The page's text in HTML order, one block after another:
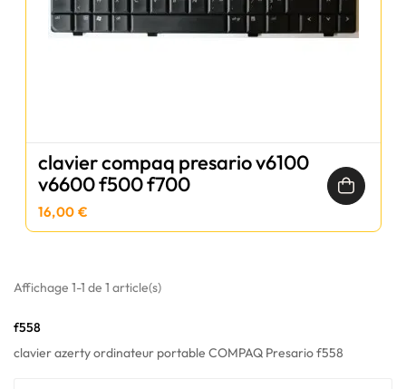
clavier compaq presario v6100
v6600 f500 f700
16,00 €
Affichage 1-1 de 1 article(s)
f558
clavier azerty ordinateur portable COMPAQ Presario f558